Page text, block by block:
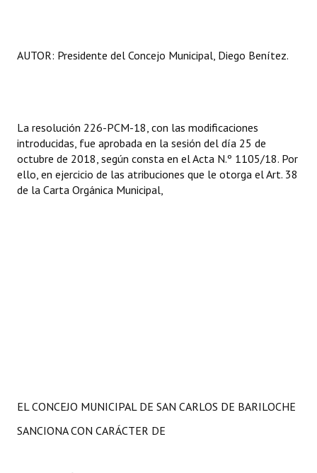
AUTOR: Presidente del Concejo Municipal, Diego Benítez.
La resolución 226-PCM-18, con las modificaciones
introducidas, fue aprobada en la sesión del día 25 de
octubre de 2018, según consta en el Acta N.º 1105/18. Por
ello, en ejercicio de las atribuciones que le otorga el Art. 38
de la Carta Orgánica Municipal,
EL CONCEJO MUNICIPAL DE SAN CARLOS DE BARILOCHE
SANCIONA CON CARÁCTER DE